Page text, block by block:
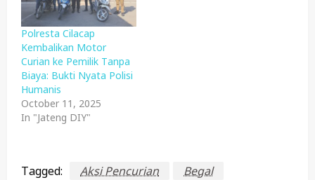
Polresta Cilacap
Kembalikan Motor
Curian ke Pemilik Tanpa
Biaya: Bukti Nyata Polisi
Humanis
October 11, 2025
In "Jateng DIY"
Tagged: Aksi Pencurian
Begal